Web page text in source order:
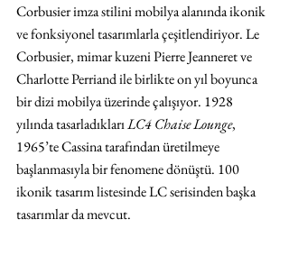
Corbusier imza stilini mobilya alanında ikonik
ve fonksiyonel tasarımlarla çeşitlendiriyor. Le
Corbusier, mimar kuzeni Pierre Jeanneret ve
Charlotte Perriand ile birlikte on yıl boyunca
bir dizi mobilya üzerinde çalışıyor. 1928
yılında tasarladıkları LC4 Chaise Lounge,
1965’te Cassina tarafından üretilmeye
başlanmasıyla bir fenomene dönüştü. 100
ikonik tasarım listesinde LC serisinden başka
tasarımlar da mevcut.